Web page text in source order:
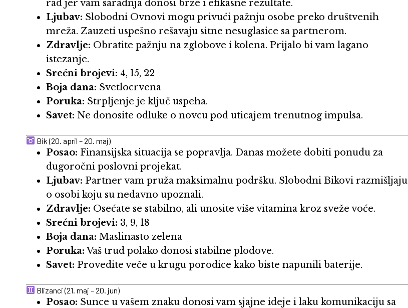
rad jer vam saradnja donosi brze i efikasne rezultate.
Ljubav: Slobodni Ovnovi mogu privući pažnju osobe preko društvenih
mreža. Zauzeti uspešno rešavaju sitne nesuglasice sa partnerom.
Zdravlje: Obratite pažnju na zglobove i kolena. Prijalo bi vam lagano
istezanje.
Srećni brojevi: 4, 15, 22
Boja dana: Svetlocrvena
Poruka: Strpljenje je ključ uspeha.
Savet: Ne donosite odluke o novcu pod uticajem trenutnog impulsa.
Bik (20. april – 20. maj)
Posao: Finansijska situacija se popravlja. Danas možete dobiti ponudu za
dugoročni poslovni projekat.
Ljubav: Partner vam pruža maksimalnu podršku. Slobodni Bikovi razmišljaju
o osobi koju su nedavno upoznali.
Zdravlje: Osećate se stabilno, ali unosite više vitamina kroz sveže voće.
Srećni brojevi: 3, 9, 18
Boja dana: Maslinasto zelena
Poruka:Vaš trud polako donosi stabilne plodove.
Savet: Provedite veče u krugu porodice kako biste napunili baterije.
Blizanci (21. maj – 20. jun)
Posao: Sunce u vašem znaku donosi vam sjajne ideje i laku komunikaciju sa